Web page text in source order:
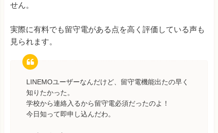
せん。
実際に有料でも留守電がある点を高く評価している声も
見られます。
LINEMOユーザーなんだけど、留守電機能出たの早く
知りたかった。
学校から連絡入るから留守電必須だったのよ！
今日知って即申し込んだわ。